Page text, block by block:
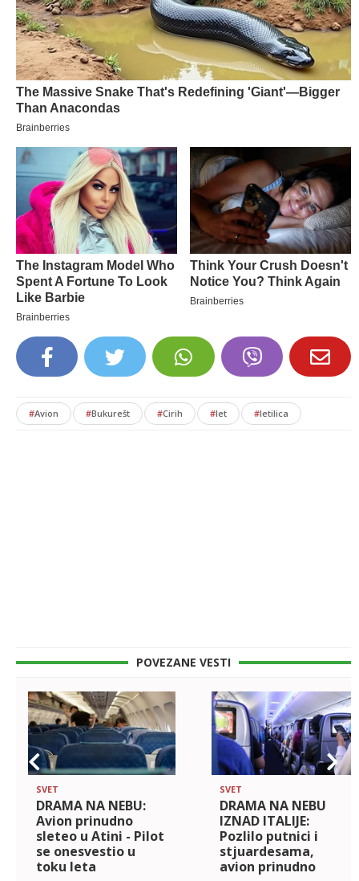
#Avion #Bukurešt #Cirih #let #letilica
POVEZANE VESTI
SVET
DRAMA NA NEBU:
Avion prinudno
sleteo u Atini - Pilot
se onesvestio u
toku leta
SVET
DRAMA NA NEBU
IZNAD ITALIJE:
Pozlilo putnici i
stjuardesama,
avion prinudno